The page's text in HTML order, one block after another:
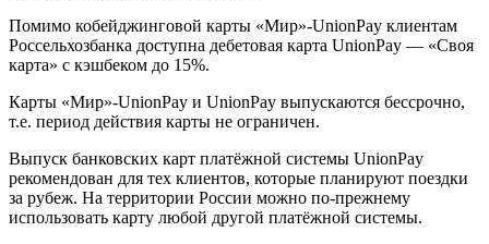
Помимо кобейджинговой карты «Мир»-UnionPay клиентам
Россельхозбанка доступна дебетовая карта UnionPay — «Своя
карта» с кэшбеком до 15%.
Карты «Мир»-UnionPay и UnionPay выпускаются бессрочно,
т.е. период действия карты не ограничен.
Выпуск банковских карт платёжной системы UnionPay
рекомендован для тех клиентов, которые планируют поездки
за рубеж. На территории России можно по-прежнему
использовать карту любой другой платёжной системы.